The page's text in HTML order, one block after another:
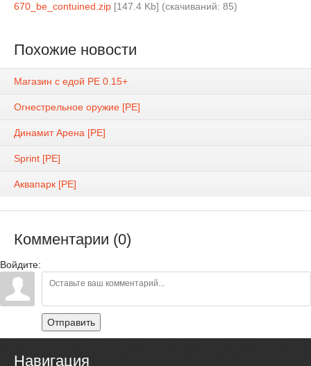
670_be_contuined.zip [147.4 Kb] (cкачиваний: 85)
Похожие новости
Магазин с едой PE 0.15+
Огнестрельное оружие [PE]
Динамит Арена [PE]
Sprint [PE]
Аквапарк [PE]
Комментарии (0)
Войдите:
Отправить
Навигация